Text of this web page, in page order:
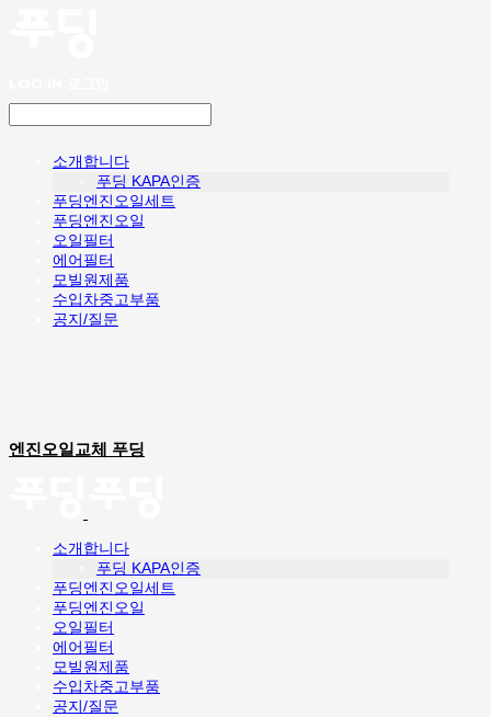
소개합니다
푸딩 KAPA인증
푸딩엔진오일세트
푸딩엔진오일
오일필터
에어필터
모빌원제품
수입차중고부품
공지/질문
엔진오일교체 푸딩
소개합니다
푸딩 KAPA인증
푸딩엔진오일세트
푸딩엔진오일
오일필터
에어필터
모빌원제품
수입차중고부품
공지/질문